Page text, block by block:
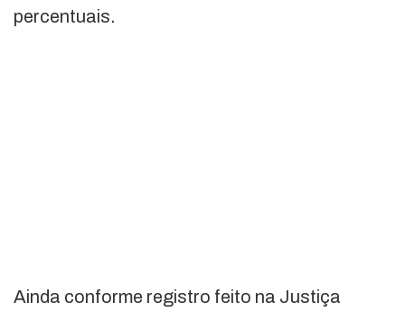
percentuais.
Ainda conforme registro feito na Justiça